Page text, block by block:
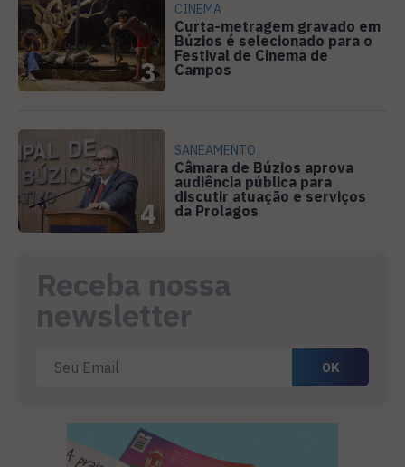
3
CINEMA
Curta-metragem gravado em
Búzios é selecionado para o
Festival de Cinema de
Campos
4
SANEAMENTO
Câmara de Búzios aprova
audiência pública para
discutir atuação e serviços
da Prolagos
Receba nossa
newsletter